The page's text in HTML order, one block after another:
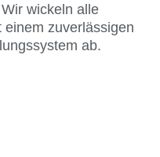
wickeln alle
einem zuverlässigen
ab.